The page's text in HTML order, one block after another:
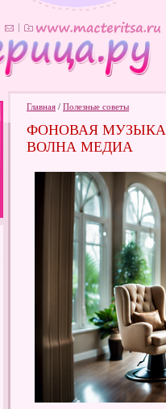
Главная / Полезные советы
ФОНОВАЯ
ВОЛНА МЕДИА